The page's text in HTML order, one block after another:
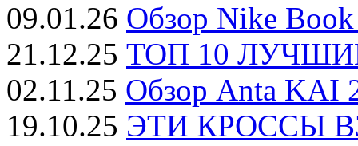
09.01.26 Обзор Nike
21.12.25 ТОП 10
02.11.25 Обзор Anta KAI
19.10.25 ЭТИ КРОССЫ